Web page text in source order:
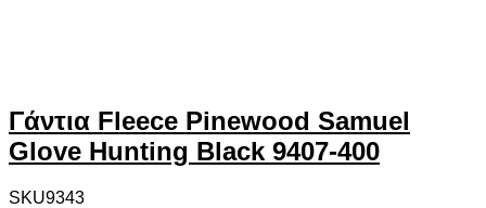
Γάντια Fleece Pinewood Samuel
Glove Hunting Black 9407-400
SKU9343